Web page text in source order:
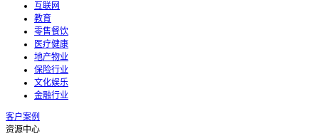
互联网
教育
零售餐饮
医疗健康
地产物业
保险行业
文化娱乐
金融行业
客户案例
资源中心